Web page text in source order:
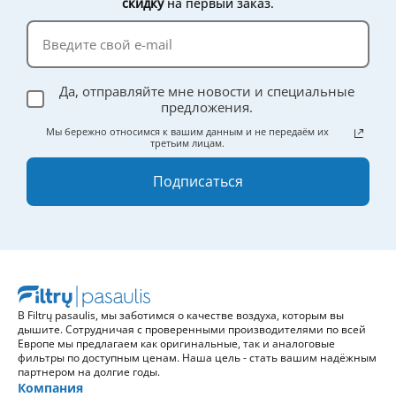
Да, отправляйте мне новости и специальные
предложения.
Мы бережно относимся к вашим данным и не передаём их
третьим лицам.
Подписаться
В Filtrų pasaulis, мы заботимся о качестве воздуха, которым вы
дышите. Сотрудничая с проверенными производителями по всей
Европе мы предлагаем как оригинальные, так и аналоговые
фильтры по доступным ценам. Наша цель - стать вашим надёжным
партнером на долгие годы.
Компания